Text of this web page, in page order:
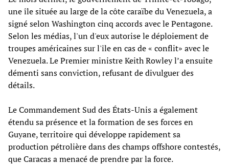
une île située au large de la côte caraïbe du Venezuela, a
signé selon Washington cinq accords avec le Pentagone.
Selon les médias, l'un d'eux autorise le déploiement de
troupes américaines sur l'île en cas de « conflit» avec le
Venezuela. Le Premier ministre Keith Rowley l’a ensuite
démenti sans conviction, refusant de divulguer des
détails.
Le Commandement Sud des États-Unis a également
étendu sa présence et la formation de ses forces en
Guyane, territoire qui développe rapidement sa
production pétrolière dans des champs offshore contestés,
que Caracas a menacé de prendre par la force.